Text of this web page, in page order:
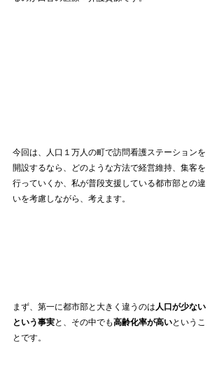
今回は、人口１万人の町で訪問看護ステーションを
開設するなら、どのような方法で経営維持、集客を
行っていくか、私が普段支援している都市部との違
いを考慮しながら、考えます。
まず、第一に都市部と大きく違うのは人口が少ない
という事実と、その中でも高齢化率が高いというこ
とです。